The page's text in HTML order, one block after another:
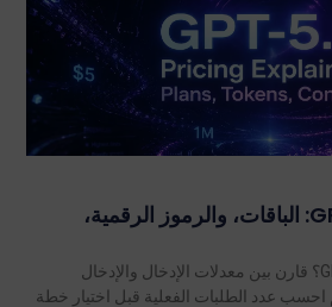
شرح تسعير GPT-5.5: الباقات، والرموز الرقمية،
كم تبلغ تكلفة خطة GPT-5.5؟ قارن بين معدلات الإدخال والإدخال
احسب عدد الطلبات الفعلية قبل اختيار خطة